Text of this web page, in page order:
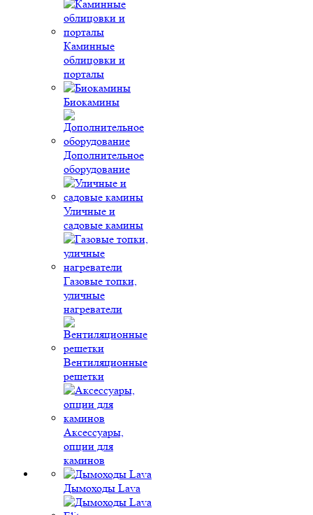
Каминные
облицовки и
порталы
Биокамины
Дополнительное
оборудование
Уличные и
садовые камины
Газовые топки,
уличные
нагреватели
Вентиляционные
решетки
Аксессуары,
опции для
каминов
Дымоходы Lava